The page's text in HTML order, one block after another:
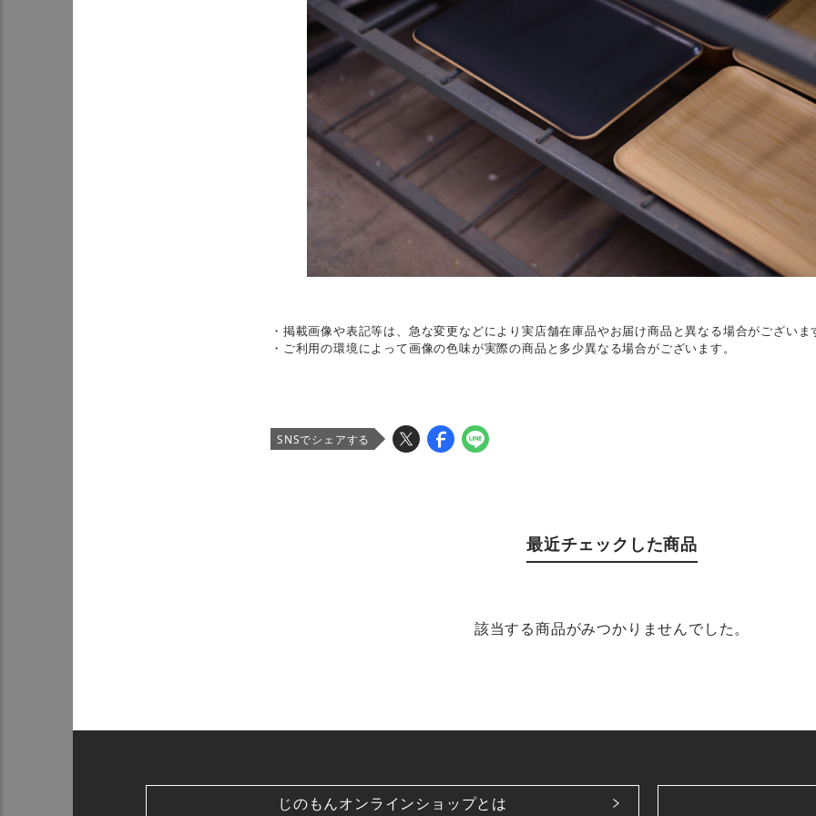
・掲載画像や表記等は、急な変更などにより実店舗在庫品やお届け商品と異なる場合がございま
・ご利用の環境によって画像の色味が実際の商品と多少異なる場合がございます。
SNSでシェアする
最近チェックした商品
該当する商品がみつかりませんでした。
じのもんオンラインショップとは